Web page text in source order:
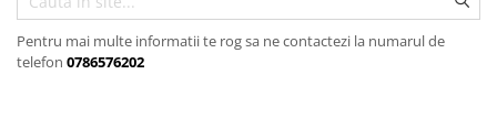
Pentru mai multe informatii te rog sa ne contactezi la numarul de
telefon 0786576202